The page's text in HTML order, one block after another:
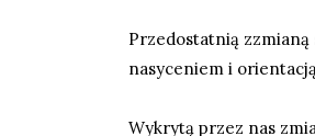
Przedostatnią
nasyceniem i
Wykrytą przez nas